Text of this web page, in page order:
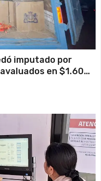
imputado por
en $1.600